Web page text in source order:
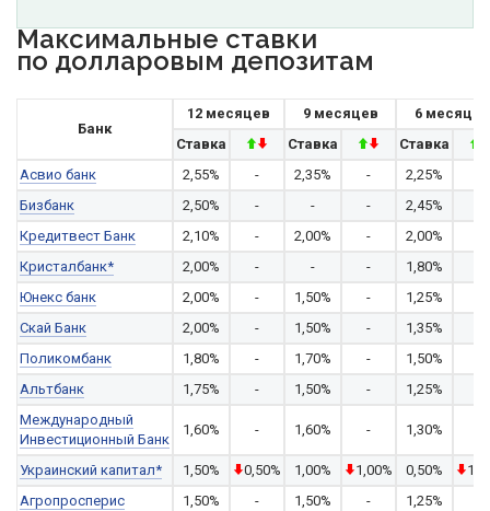
Максимальные ставки
по долларовым депозитам
Банк
12 месяцев 9 месяцев
6 месяцев
Ставка
Ставка
Ставка
Асвио банк
2,55% - 2,35% - 2,25%
Бизбанк
2,50% - - - 2,45%
Кредитвест Банк
2,10% - 2,00% - 2,00%
Кристалбанк*
2,00% - - - 1,80%
Юнекс банк
2,00% - 1,50% - 1,25%
Скай Банк
2,00% - 1,50% - 1,35%
Поликомбанк
1,80% - 1,70% - 1,50%
Альтбанк
1,75% - 1,50% - 1,25%
Международный
Инвестиционный Банк
1,60% - 1,60% - 1,30%
Украинский капитал* 1,50% 0,50% 1,00% 1,00% 0,50%
Агропросперис
1,50% - 1,50% - 1,25%